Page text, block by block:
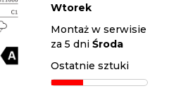
Wtorek
Montaż w serwisie
za 5 dniŚroda
Ostatnie sztuki